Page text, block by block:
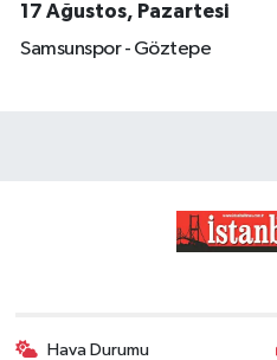
17 Ağustos, Pazartesi
Samsunspor - Göztepe
Hava Durumu